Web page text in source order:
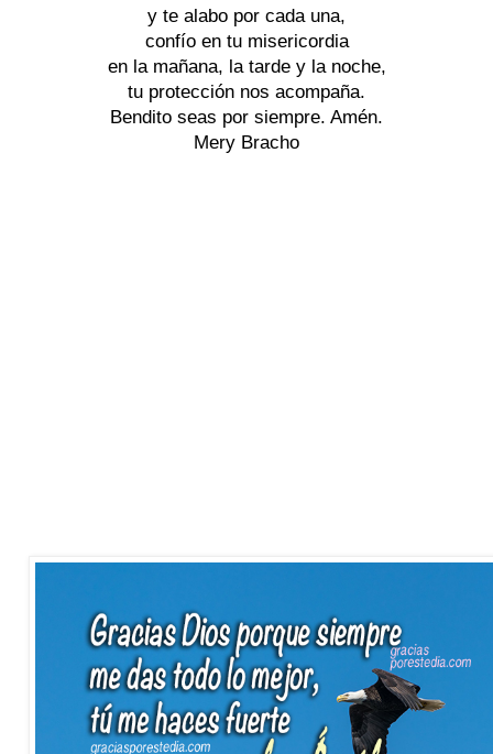
y te alabo por cada una,
confío en tu misericordia
en la mañana, la tarde y la noche,
tu protección nos acompaña.
Bendito seas por siempre. Amén.
Mery Bracho